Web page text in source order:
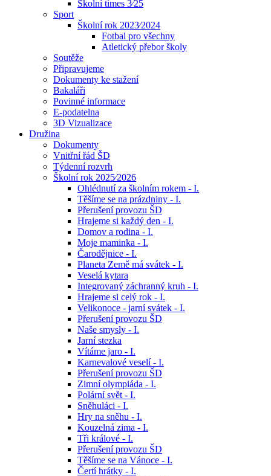
Školní times 3⁄25
Sport
Školní rok 2023⁄2024
Fotbal pro všechny
Atletický přebor školy
Soutěže
Připravujeme
Dokumenty ke stažení
Bakaláři
Povinné informace
E-podatelna
3D Vizualizace
Družina
Dokumenty
Vnitřní řád ŠD
Týdenní rozvrh
Školní rok 2025⁄2026
Ohlédnutí za školním rokem - I.
Těšíme se na prázdniny - I.
Přerušení provozu ŠD
Hrajeme si každý den - I.
Domov a rodina - I.
Moje maminka - I.
Čarodějnice - I.
Planeta Země má svátek - I.
Veselá kytara
Integrovaný záchranný kruh - I.
Hrajeme si celý rok - I.
Velikonoce - jarní svátek - I.
Přerušení provozu ŠD
Naše smysly - I.
Jarní stezka
Vítáme jaro - I.
Karnevalové veselí - I.
Přerušení provozu ŠD
Zimní olympiáda - I.
Polární svět - I.
Sněhuláci - I.
Hry na sněhu - I.
Kouzelná zima - I.
Tři králové - I.
Přerušení provozu ŠD
Těšíme se na Vánoce - I.
Čertí hrátky - I.